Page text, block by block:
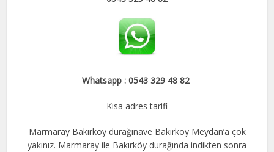
Whatsapp : 0543 329 48 82
Kısa adres tarifi
Marmaray Bakırköy durağınave Bakırköy Meydan’a çok
yakınız. Marmaray ile Bakırköy durağında indikten sonra